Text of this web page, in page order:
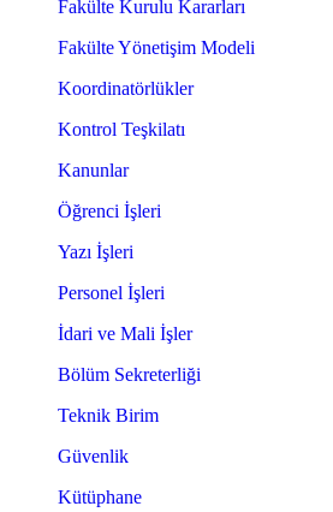
Fakülte Kurulu Kararları
Fakülte Yönetişim Modeli
Koordinatörlükler
Kontrol Teşkilatı
Kanunlar
Öğrenci İşleri
Yazı İşleri
Personel İşleri
İdari ve Mali İşler
Bölüm Sekreterliği
Teknik Birim
Güvenlik
Kütüphane